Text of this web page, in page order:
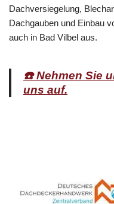
Dachversiegelung,
Dachgauben und Einbau
auch in Bad Vilbel aus.
☎️ Nehmen Sie
uns auf.